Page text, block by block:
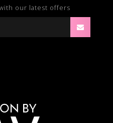
our latest offers